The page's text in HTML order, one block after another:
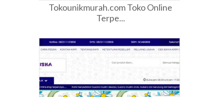
Tokounikmurah.com Toko Online
Terpe...